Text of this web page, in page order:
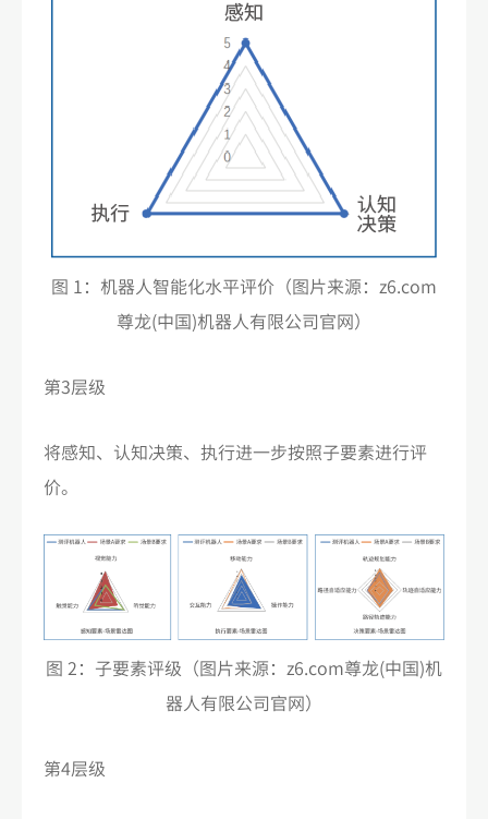
图 1：机器人智能化水平评价（图片来源：z6.com
尊龙(中国)机器人有限公司官网）
第3层级
将感知、认知决策、执行进一步按照子要素进行评
价。
图 2：子要素评级（图片来源：z6.com尊龙(中国)机
器人有限公司官网）
第4层级